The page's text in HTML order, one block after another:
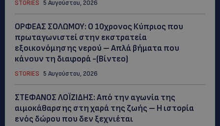
STORIES 5 Αυγούστου, 2026
ΟΡΦΕΑΣ ΣΟΛΩΜΟΥ: Ο 10χρονος Κύπριος που
πρωταγωνιστεί στην εκστρατεία
εξοικονόμησης νερού – Απλά βήματα που
κάνουν τη διαφορά -(Βίντεο)
STORIES 5 Αυγούστου, 2026
ΣΤΕΦΑΝΟΣ ΛΟΪΖΙΔΗΣ: Από την αγωνία της
αιμοκάθαρσης στη χαρά της ζωής – Η ιστορία
ενός δώρου που δεν ξεχνιέται